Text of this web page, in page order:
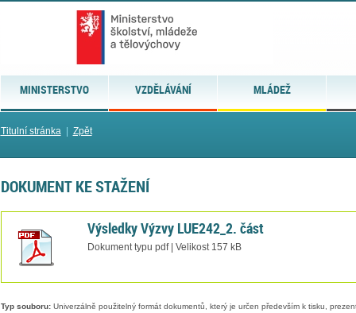
MINISTERSTVO VZDĚLÁVÁNÍ MLÁDEŽ
Titulní stránka| Zpět
DOKUMENT KE STAŽENÍ
Výsledky Výzvy LUE242_2. část
Dokument typu pdf | Velikost 157 kB
Typ souboru:Univerzálně použitelný formát dokumentů, který je určen především k tisku,